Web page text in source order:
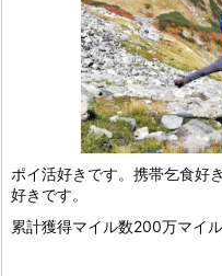
ポイ活好きです。携帯乞食好
好きです。
累計獲得マイル数200万マイ